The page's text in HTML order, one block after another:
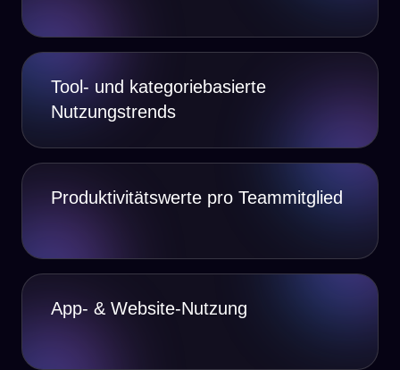
Tool- und kategoriebasierte
Nutzungstrends
Produktivitätswerte pro Teammitglied
App- & Website-Nutzung